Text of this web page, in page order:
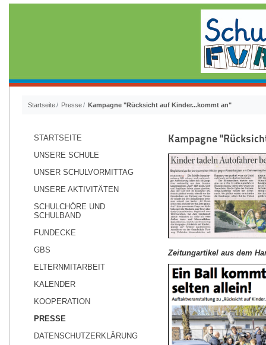
Startseite Presse Kampagne "Rücksicht auf Kinder...kommt an"
STARTSEITE
UNSERE SCHULE
UNSER SCHULVORMITTAG
UNSERE AKTIVITÄTEN
SCHULCHÖRE UND
SCHULBAND
FUNDECKE
GBS
ELTERNMITARBEIT
KALENDER
KOOPERATION
PRESSE
DATENSCHUTZERKLÄRUNG
Kampagne
Zeitungartikel aus dem